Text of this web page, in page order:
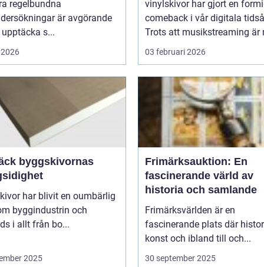
regelbundna
är avgörande
s...
vinylskivor har gjort en
comeback i vår digitala
Trots att musikstreaming är
03 februari 2026
byggskivornas
har blivit en oumbärlig
byggindustrin och
i allt från bo...
2025
Frimärksauktion: En
fascinerande värld av
historia och samlande
Frimärksvärlden är en
fascinerande plats där
konst och ibland till och...
30 september 2025